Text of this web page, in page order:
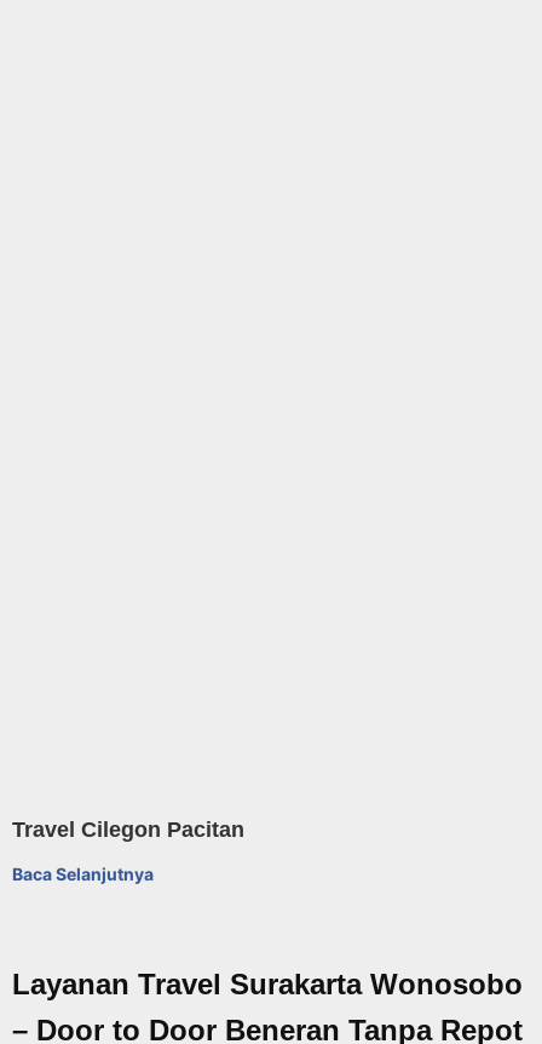
Travel Cilegon Pacitan
Baca Selanjutnya
Layanan Travel Surakarta Wonosobo
– Door to Door Beneran Tanpa Repot